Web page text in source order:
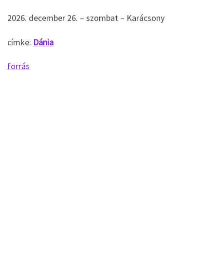
2026. december 26. – szombat – Karácsony
címke: Dánia
forrás